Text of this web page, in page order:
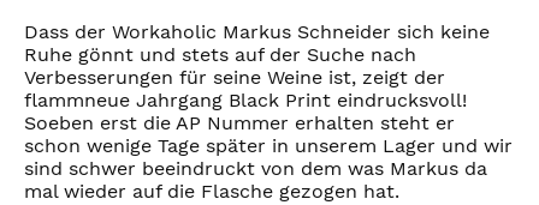
Dass der Workaholic Markus Schneider sich keine
Ruhe gönnt und stets auf der Suche nach
Verbesserungen für seine Weine ist, zeigt der
flammneue Jahrgang Black Print eindrucksvoll!
Soeben erst die AP Nummer erhalten steht er
schon wenige Tage später in unserem Lager und wir
sind schwer beeindruckt von dem was Markus da
mal wieder auf die Flasche gezogen hat.